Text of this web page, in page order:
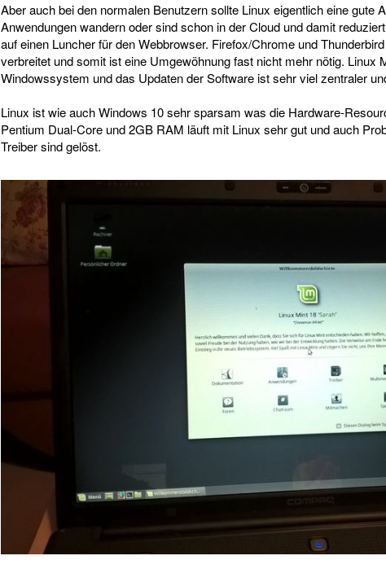
Aber auch bei den normalen Benutzern sollte Linux eigentlich eine gute
Anwendungen wandern oder sind schon in der Cloud und damit
auf einen Luncher für den Webbrowser. Firefox/Chrome und
verbreitet und somit ist eine Umgewöhnung fast nicht mehr nötig. Linux
Windowssystem und das Updaten der Software ist sehr viel zentraler
Linux ist wie auch Windows 10 sehr sparsam was die Hardware-
Pentium Dual-Core und 2GB RAM läuft mit Linux sehr gut und auch
Treiber sind gelöst.